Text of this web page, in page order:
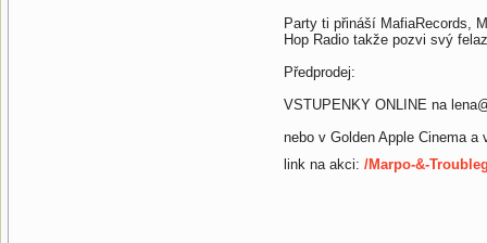
Party ti přináší MafiaRecords,
Hop Radio takže pozvi svý
Předprodej:
VSTUPENKY ONLINE na
nebo v Golden Apple Cinema a
link na akci: /Marpo-&-